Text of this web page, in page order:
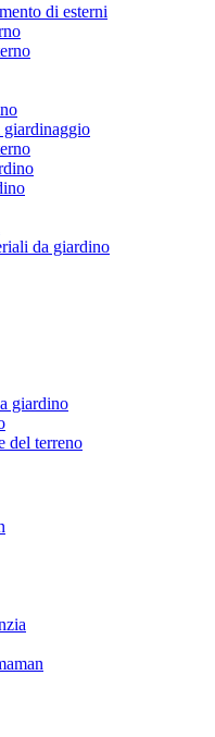
di esterni
giardinaggio
da giardino
giardino
del terreno